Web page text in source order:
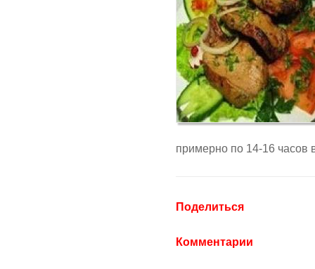
примерно по 14-16 часов
Поделиться
Комментарии